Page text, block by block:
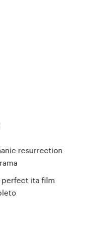
resurrection
perfect ita film